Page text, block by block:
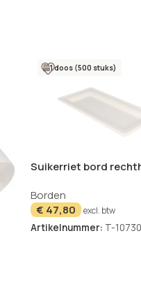
1 doos (500 stuks)
Suikerriet bord
Borden
€ 47,80 excl. btw
Artikelnummer: T-10730